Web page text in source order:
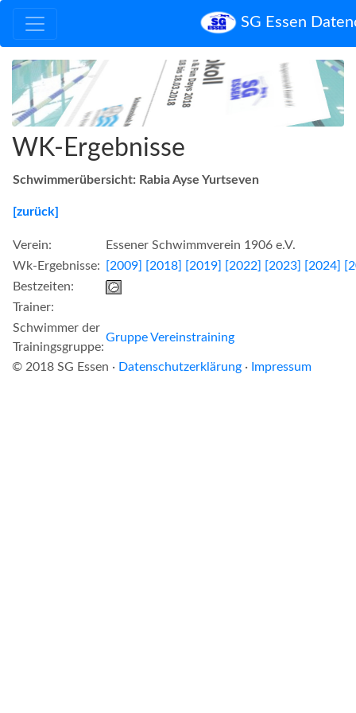
SG Essen
WK-Ergebnisse
Schwimmerübersicht: Rabia Ayse Yurtseven
[zurück]
Verein:
Essener Schwimmverein 1906 e.V.
Wk-Ergebnisse:
[2009] [2018] [2019] [2022] [2023] [2024]
Bestzeiten:
Trainer:
Schwimmer der
Trainingsgruppe:
Gruppe Vereinstraining
© 2018 SG Essen · Datenschutzerklärung · Impressum